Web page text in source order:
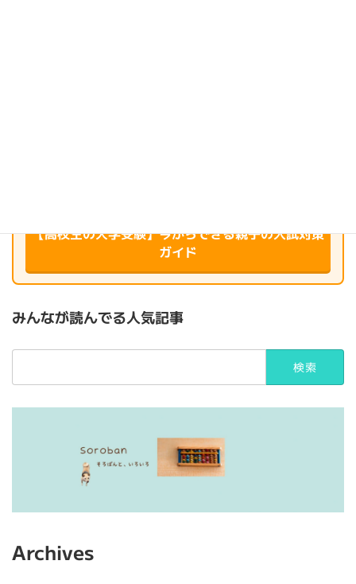
【高校生の大学受験】今からできる親子の入試対策
ガイド
みんなが読んでる人気記事
Archives